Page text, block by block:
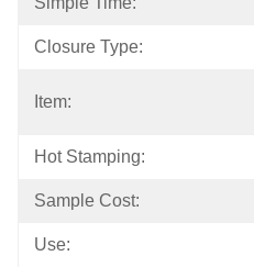
Closure Type:
Item:
Hot Stamping:
Sample Cost:
Use: